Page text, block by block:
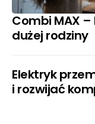
Combi MAX
dużej rodziny
Elektryk
i rozwijać